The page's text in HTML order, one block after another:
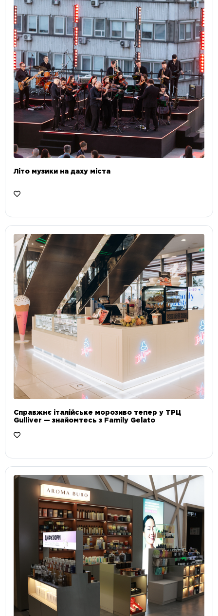
Літо музики на даху міста
Справжнє італійське морозиво тепер у ТРЦ
Gulliver — знайомтесь з Family Gelato